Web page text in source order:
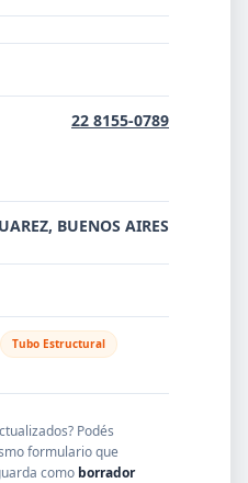
empresas.
22 8155-0789
BUENOS AIRES
Tubo Estructural
Podés
formulario que
como borrador